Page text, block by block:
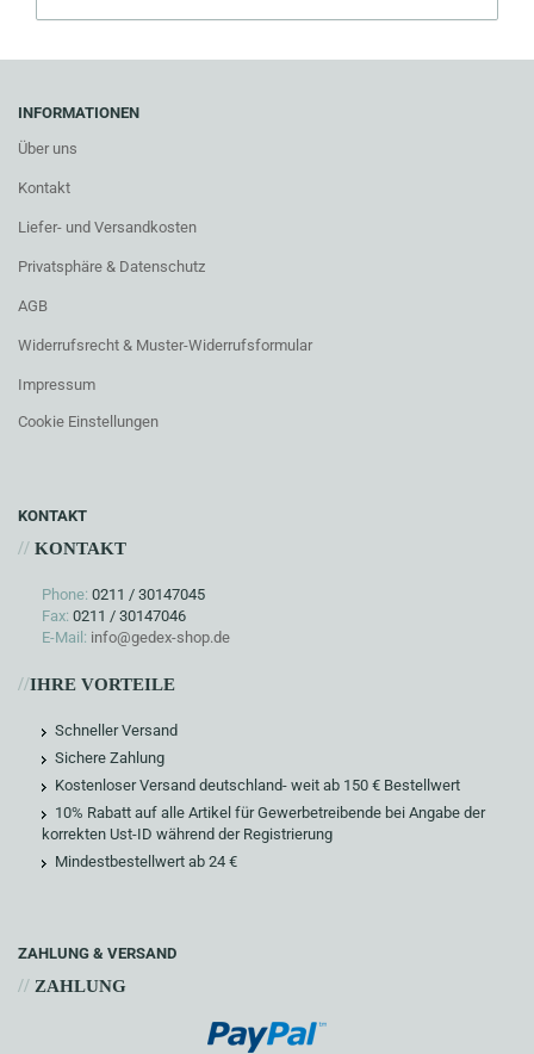
INFORMATIONEN
Über uns
Kontakt
Liefer- und Versandkosten
Privatsphäre & Datenschutz
AGB
Widerrufsrecht & Muster-Widerrufsformular
Impressum
Cookie Einstellungen
KONTAKT
// KONTAKT
Phone: 0211 / 30147045
Fax: 0211 / 30147046
E-Mail: info@gedex-shop.de
//IHRE VORTEILE
Schneller Versand
Sichere Zahlung
Kostenloser Versand deutschland- weit ab 150 € Bestellwert
10% Rabatt auf alle Artikel für Gewerbetreibende bei Angabe der
korrekten Ust-ID während der Registrierung
Mindestbestellwert ab 24 €
ZAHLUNG & VERSAND
// ZAHLUNG